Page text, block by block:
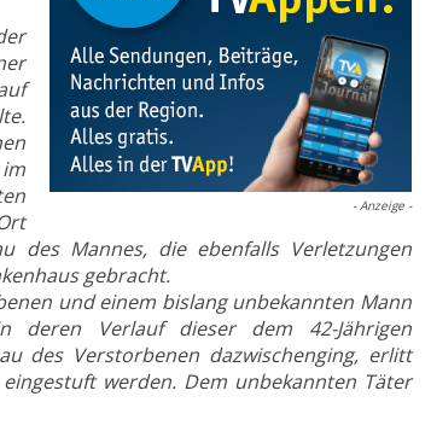
- Anzeige -
des Mannes, die ebenfalls Verletzungen
gebracht.
und einem bislang unbekannten Mann
deren Verlauf dieser dem 42-Jährigen
des Verstorbenen dazwischenging, erlitt
werden. Dem unbekannten Täter